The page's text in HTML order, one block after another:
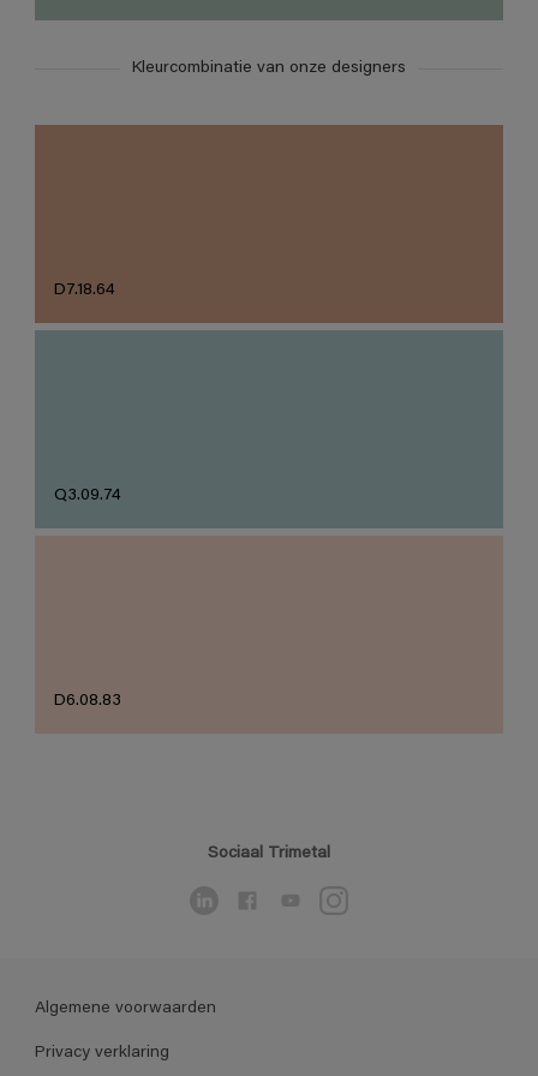
Kleurcombinatie van onze designers
D7.18.64
Q3.09.74
D6.08.83
Sociaal Trimetal
Algemene voorwaarden
Privacy verklaring